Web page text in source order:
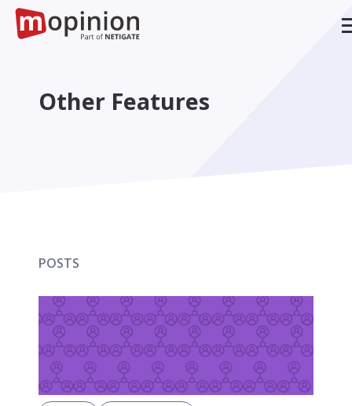
Other Features
POSTS